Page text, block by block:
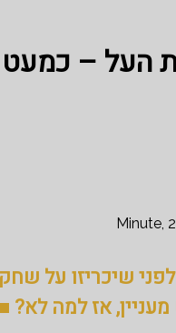
העל – כמעט
לפני שיכריזו על
אז למה לא? ■